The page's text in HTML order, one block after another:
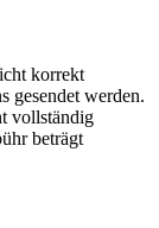
korrekt
gesendet werden.
vollständig
beträgt